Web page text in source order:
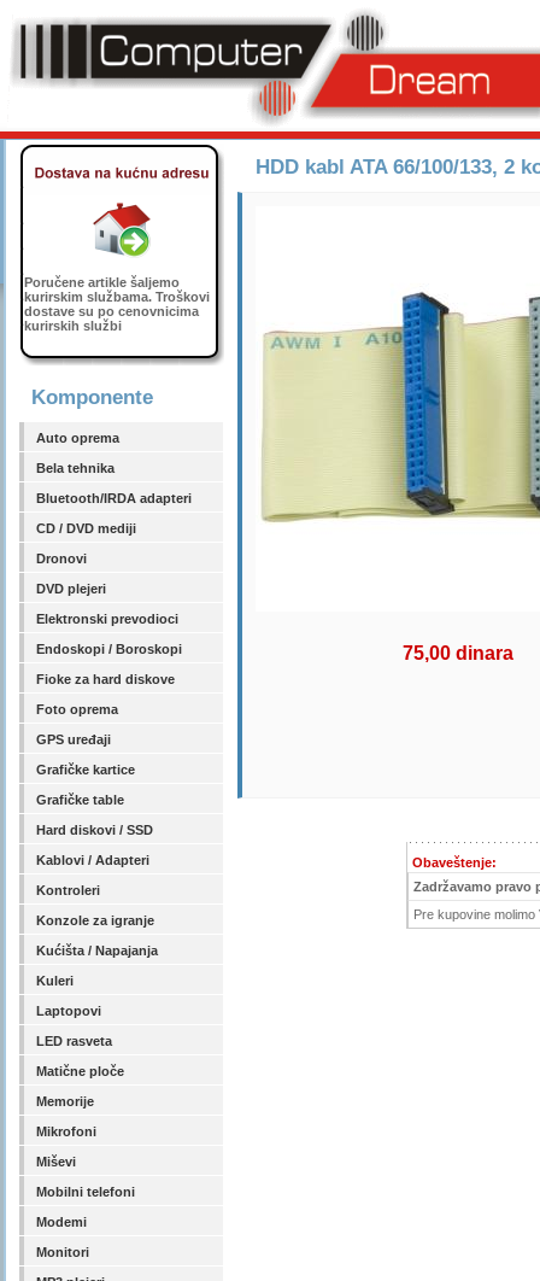
Poručene artikle šaljemo
kurirskim službama. Troškovi
dostave su po cenovnicima
kurirskih službi
Komponente
Auto oprema
Bela tehnika
Bluetooth/IRDA adapteri
CD / DVD mediji
Dronovi
DVD plejeri
Elektronski prevodioci
Endoskopi / Boroskopi
Fioke za hard diskove
Foto oprema
GPS uređaji
Grafičke kartice
Grafičke table
Hard diskovi / SSD
Kablovi / Adapteri
Kontroleri
Konzole za igranje
Kućišta / Napajanja
Kuleri
Laptopovi
LED rasveta
Matične ploče
Memorije
Mikrofoni
Miševi
Mobilni telefoni
Modemi
Monitori
HDD kabl ATA 66/100/133, 2
75,00 dinara
Obaveštenje:
Zadržavamo pravo
Pre kupovine